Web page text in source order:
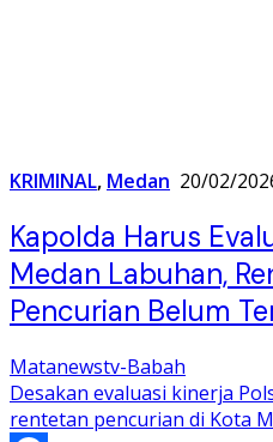
KRIMINAL, Medan 20/02/
Kapolda Harus
Medan Labuhan,
Pencurian Belum
Matanewstv-Babah
Desakan evaluasi kinerja
rentetan pencurian di Kota